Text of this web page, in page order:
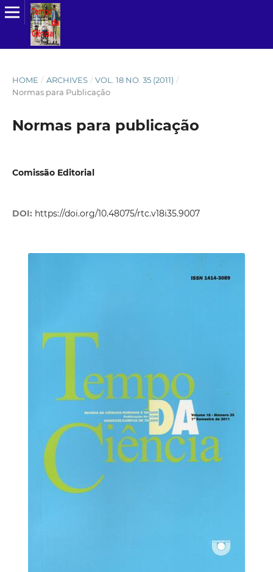
HOME / ARCHIVES / VOL. 18 NO. 35 (2011) /
Normas para Publicação
Normas para publicação
Comissão Editorial
DOI: https://doi.org/10.48075/rtc.v18i35.9007